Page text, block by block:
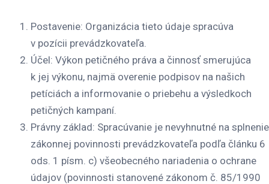
Postavenie: Organizácia tieto údaje spracúva
v pozícii prevádzkovateľa.
Účel: Výkon petičného práva a činnosť smerujúca
k jej výkonu, najmä overenie podpisov na našich
petíciách a informovanie o priebehu a výsledkoch
petičných kampaní.
Právny základ: Spracúvanie je nevyhnutné na splnenie
zákonnej povinnosti prevádzkovateľa podľa článku 6
ods. 1 písm. c) všeobecného nariadenia o ochrane
údajov (povinnosti stanovené zákonom č. 85/1990